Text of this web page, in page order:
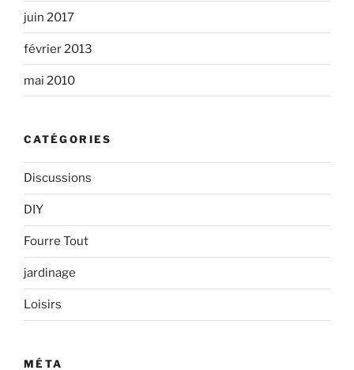
juin 2017
février 2013
mai 2010
CATÉGORIES
Discussions
DIY
Fourre Tout
jardinage
Loisirs
MÉTA